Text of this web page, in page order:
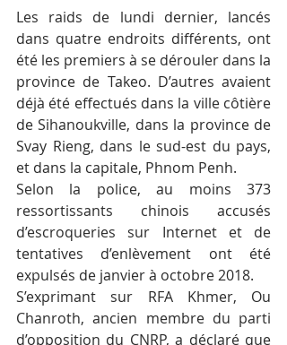
Les raids de lundi dernier, lancés
dans quatre endroits différents, ont
été les premiers à se dérouler dans la
province de Takeo. D’autres avaient
déjà été effectués dans la ville côtière
de Sihanoukville, dans la province de
Svay Rieng, dans le sud-est du pays,
et dans la capitale, Phnom Penh.
Selon la police, au moins 373
ressortissants chinois accusés
d’escroqueries sur Internet et de
tentatives d’enlèvement ont été
expulsés de janvier à octobre 2018.
S’exprimant sur RFA Khmer, Ou
Chanroth, ancien membre du parti
d’opposition du CNRP, a déclaré que